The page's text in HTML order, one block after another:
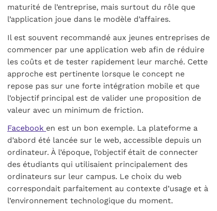
maturité de l’entreprise, mais surtout du rôle que
l’application joue dans le modèle d’affaires.
Il est souvent recommandé aux jeunes entreprises de
commencer par une application web afin de réduire
les coûts et de tester rapidement leur marché. Cette
approche est pertinente lorsque le concept ne
repose pas sur une forte intégration mobile et que
l’objectif principal est de valider une proposition de
valeur avec un minimum de friction.
Facebook en est un bon exemple. La plateforme a
d’abord été lancée sur le web, accessible depuis un
ordinateur. À l’époque, l’objectif était de connecter
des étudiants qui utilisaient principalement des
ordinateurs sur leur campus. Le choix du web
correspondait parfaitement au contexte d’usage et à
l’environnement technologique du moment.